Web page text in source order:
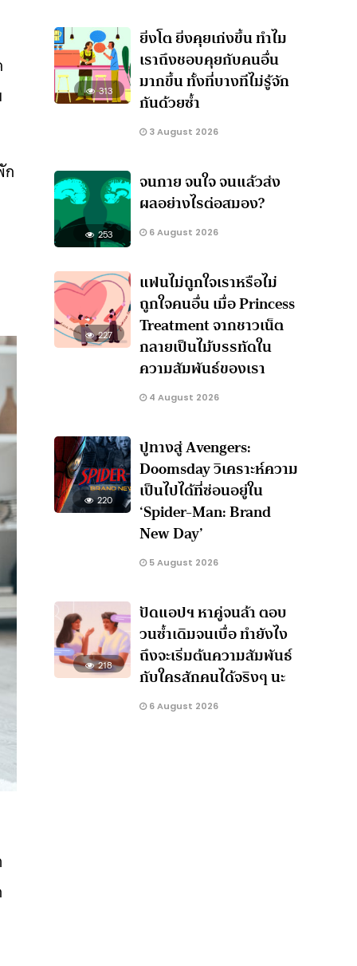
ก
313
ยิ่งโต ยิ่งคุยเก่งขึ้น ทำไม
เราถึงชอบคุยกับคนอื่น
มากขึ้น ทั้งที่บางทีไม่รู้จัก
กันด้วยซ้ำ
3 August 2026
253
จนกาย จนใจ จนแล้วส่ง
ผลอย่างไรต่อสมอง?
6 August 2026
227
แฟนไม่ถูกใจเราหรือไม่
ถูกใจคนอื่น เมื่อ Princess
Treatment จากชาวเน็ต
กลายเป็นไม้บรรทัดใน
ความสัมพันธ์ของเรา
4 August 2026
220
ปูทางสู่ Avengers:
Doomsday วิเคราะห์ความ
เป็นไปได้ที่ซ่อนอยู่ใน
‘Spider-Man: Brand
New Day’
5 August 2026
218
ปัดแอปฯ หาคู่จนล้า ตอบ
วนซ้ำเดิมจนเบื่อ ทำยังไง
ถึงจะเริ่มต้นความสัมพันธ์
กับใครสักคนได้จริงๆ นะ
6 August 2026